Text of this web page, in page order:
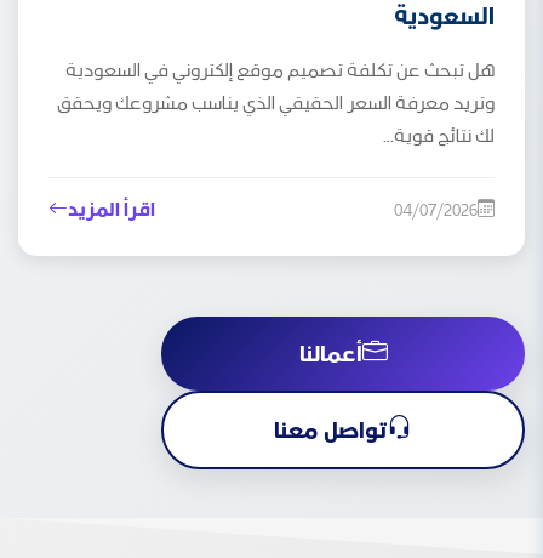
السعودية
هل تبحث عن تكلفة تصميم موقع إلكتروني في السعودية
وتريد معرفة السعر الحقيقي الذي يناسب مشروعك ويحقق
لك نتائج قوية...
04/07/2026 اقرأ المزيد
أعمالنا
تواصل معنا